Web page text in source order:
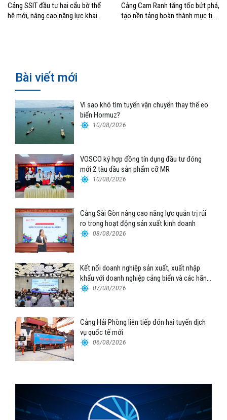
Cảng SSIT đầu tư hai cẩu bờ thế
hệ mới, nâng cao năng lực khai
Cảng Cam Ranh tăng tốc bứt phá,
tạo nền tảng hoàn thành mục tiêu
Bài viết mới
Vì sao khó tìm tuyến vận chuyển thay thế eo
biển Hormuz?
10/08/2026
VOSCO ký hợp đồng tín dụng đầu tư đóng
mới 2 tàu dầu sản phẩm cỡ MR
10/08/2026
Cảng Sài Gòn nâng cao năng lực quản trị rủi
ro trong hoạt động sản xuất kinh doanh
08/08/2026
Kết nối doanh nghiệp sản xuất, xuất nhập
khẩu với doanh nghiệp cảng biển và các hãng
tàu 07/08/2026
Cảng Hải Phòng liên tiếp đón hai tuyến dịch
vụ quốc tế mới
06/08/2026